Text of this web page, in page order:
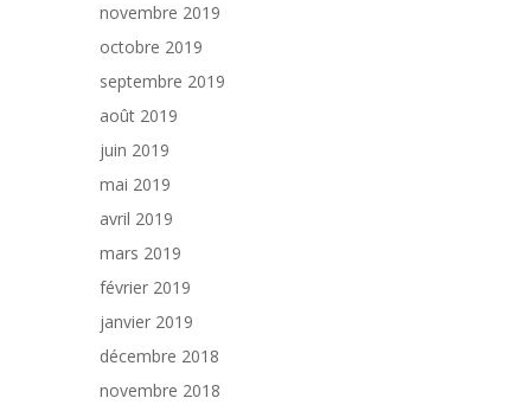
novembre 2019
octobre 2019
septembre 2019
août 2019
juin 2019
mai 2019
avril 2019
mars 2019
février 2019
janvier 2019
décembre 2018
novembre 2018